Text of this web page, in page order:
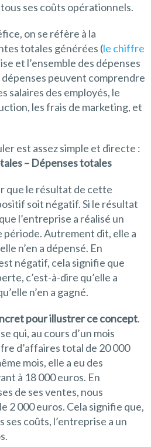
ses coûts opérationnels.
on se réfère à la
totales générées (le chiffre
et l’ensemble des dépenses
dépenses peuvent comprendre
salaires des employés, le
les frais de marketing, et
est assez simple et directe :
– Dépenses totales
que le résultat de cette
soit négatif. Si le résultat
l’entreprise a réalisé un
Autrement dit, elle a
n’en a dépensé. En
négatif, cela signifie que
c’est-à-dire qu’elle a
n’en a gagné.
pour illustrer ce concept.
qui, au cours d’un mois
d’affaires total de 20 000
mois, elle a eu des
à 18 000 euros. En
de ses ventes, nous
2 000 euros. Cela signifie que,
coûts, l’entreprise a un